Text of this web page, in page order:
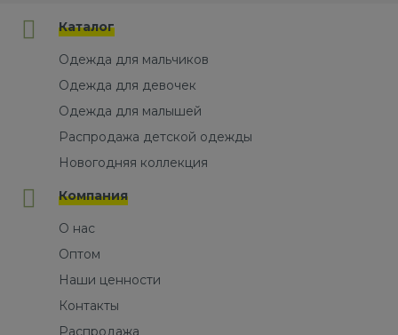
Каталог
Одежда для мальчиков
Одежда для девочек
Одежда для малышей
Распродажа детской одежды
Новогодняя коллекция
Компания
О нас
Оптом
Наши ценности
Контакты